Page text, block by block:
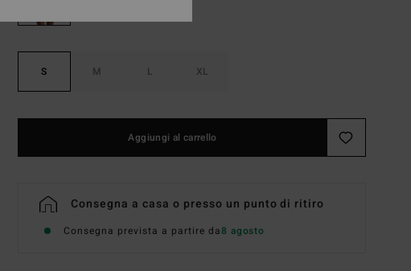
S M L XL
Aggiungi al carrello
Consegna a casa o presso un punto di ritiro
Consegna prevista a partire da8 agosto